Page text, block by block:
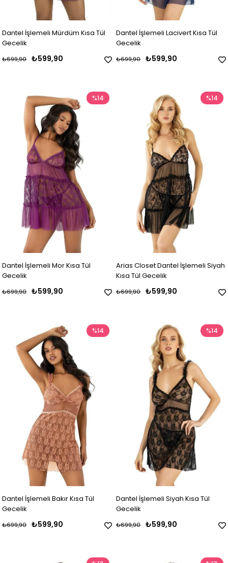
Dantel İşlemeli Mürdüm Kısa Tül
Gecelik
₺599,90
₺699,90
Dantel İşlemeli Lacivert Kısa Tül
Gecelik
₺599,90
₺699,90
Dantel İşlemeli Mor Kısa Tül
Gecelik
₺599,90
₺699,90
%14
Arias Closet Dantel İşlemeli Siyah
Kısa Tül Gecelik
₺599,90
₺699,90
%14
Dantel İşlemeli Bakır Kısa Tül
Gecelik
₺599,90
₺699,90
%14
Dantel İşlemeli Siyah Kısa Tül
Gecelik
₺599,90
₺699,90
%14